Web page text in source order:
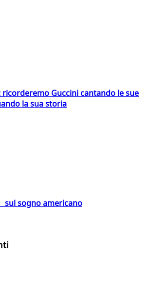
ricorderemo Guccini cantando le sue
la sua storia
sogno americano